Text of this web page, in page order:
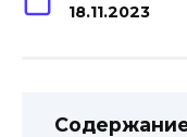
18.11.2023